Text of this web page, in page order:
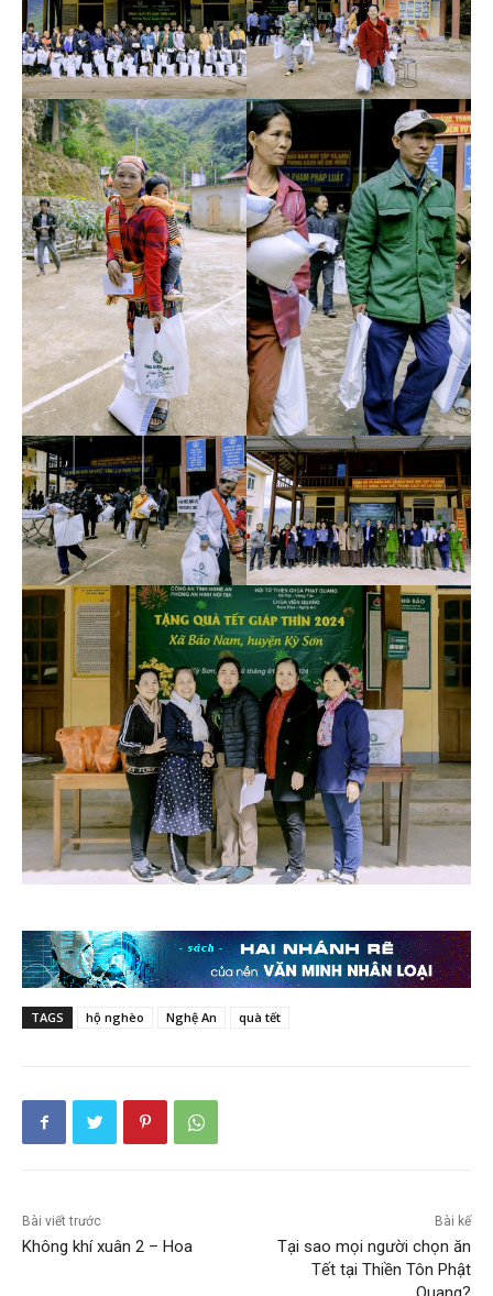
TAGS hộ nghèo Nghệ An quà tết
Bài viết trước
Không khí xuân 2 – Hoa
Bài kế
Tại sao mọi người chọn ăn
Tết tại Thiền Tôn Phật